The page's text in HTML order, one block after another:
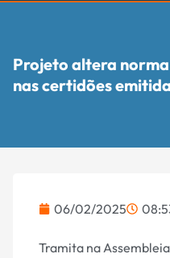
Projeto altera
nas certidões
06/02/2025
Tramita na